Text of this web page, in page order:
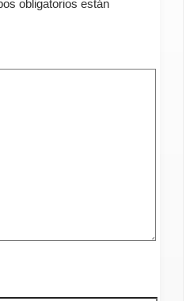
obligatorios están